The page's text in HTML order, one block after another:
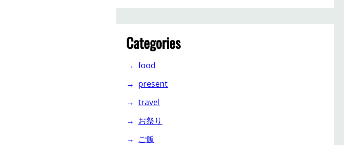
Categories
food
present
travel
お祭り
ご飯